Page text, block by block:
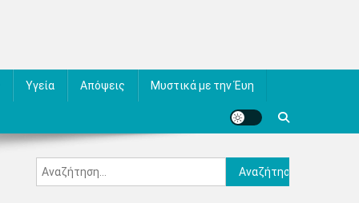
Υγεία Απόψεις Μυστικά με την Έυη
Αναζήτηση
για: